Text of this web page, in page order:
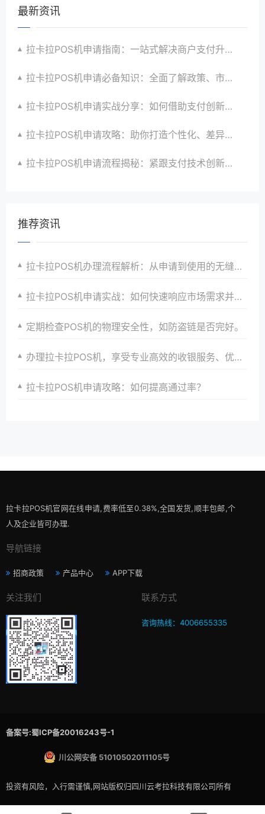
最新资讯
拉卡拉POS机申请指南：一站式解决商户支付升级、智能化与创新需求
拉卡拉POS机申请必备知识：全面了解政策、市场、技术与创新趋势
拉卡拉POS机申请实战分享：如何借助支付创新技术提升商户运营效益与效率
拉卡拉POS机申请攻略：助你打造个性化、差异化支付体验以提升竞争力
拉卡拉POS机申请流程揭秘：紧跟支付技术创新步伐，抢占市场先机
推荐资讯
拉卡拉POS机办理流程解析：从申请到使用的无缝衔接
拉卡拉POS机申请实战：如何快速响应市场需求并实现支付升级
定期检查POS机的物理安全性，如防盗链是否完好。
办理拉卡拉POS机，享受专业高效的收银服务、优惠政策与全方位安全保障
拉卡拉POS机申请攻略：如何提高通过率？
拉卡拉POS机官网在线申请,费率低至0.38%,全国发货,顺丰包邮,个
人及企业皆可办理.
导航链接
招商政策 产品中心 APP下载
关注我们 联系方式
咨询热线：4006655335
备案号:蜀ICP备20016243号-1
川公网安备 51010502011105号
投资有风险，入行需谨慎,网站版权归四川云考拉科技有限公司所有